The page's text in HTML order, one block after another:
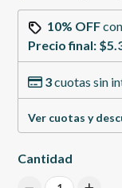
10% OFFcon
Precio final:
3cuotas sin
Ver cuotas y
Cantidad